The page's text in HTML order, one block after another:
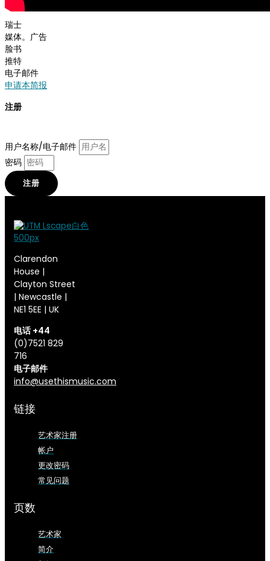
瑞士
媒体。广告
脸书
推特
电子邮件
申请本简报
注册
用户名称/电子邮件
密码
注册
Clarendon
House |
Clayton Street
| Newcastle |
NE1 5EE | UK
电话 +44
(0)7521 829
716
电子邮件
info@usethismusic.com
链接
艺术家注册
帐户
更改密码
常见问题
页数
艺术家
简介